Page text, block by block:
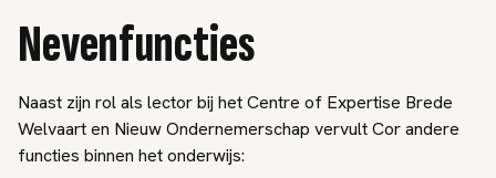
Nevenfuncties
Naast zijn rol als lector bij het Centre of Expertise Brede
Welvaart en Nieuw Ondernemerschap vervult Cor andere
functies binnen het onderwijs: